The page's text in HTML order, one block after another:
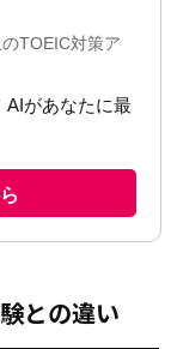
との違い